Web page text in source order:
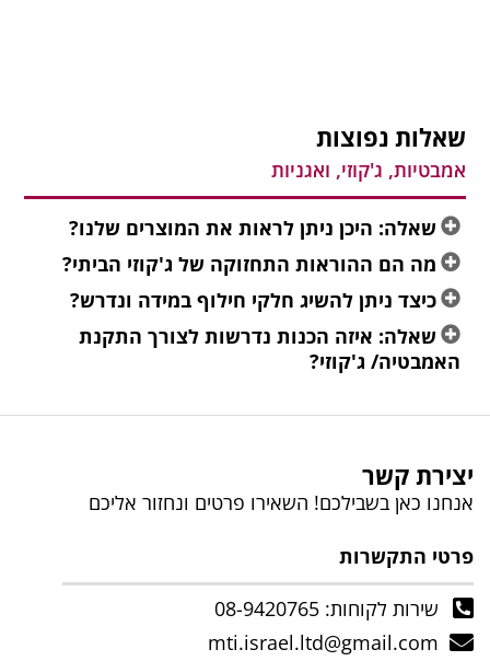
שאלות נפוצות
אמבטיות, ג'קוזי, ואגניות
שאלה: היכן ניתן לראות את המוצרים שלנו?
מה הם ההוראות התחזוקה של ג'קוזי הביתי?
כיצד ניתן להשיג חלקי חילוף במידה ונדרש?
שאלה: איזה הכנות נדרשות לצורך התקנת
האמבטיה/ ג'קוזי?
יצירת קשר
אנחנו כאן בשבילכם! השאירו פרטים ונחזור אליכם
פרטי התקשרות
שירות לקוחות: 08-9420765
mti.israel.ltd@gmail.com